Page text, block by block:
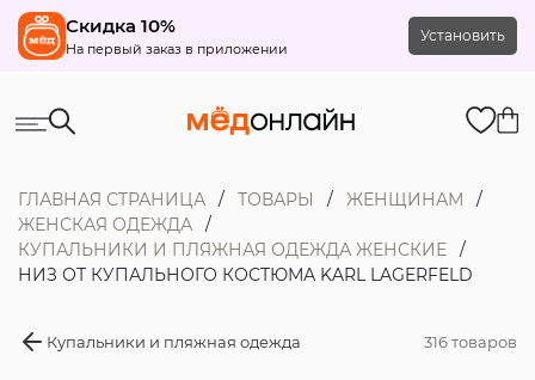
Скидка 10%
На первый заказ в приложении
Установить
ГЛАВНАЯ СТРАНИЦА ТОВАРЫ
ЖЕНЩИНАМ
ЖЕНСКАЯ ОДЕЖДА
КУПАЛЬНИКИ И ПЛЯЖНАЯ ОДЕЖДА ЖЕНСКИЕ
НИЗ ОТ КУПАЛЬНОГО КОСТЮМА KARL LAGERFELD
Купальники и пляжная одежда 316 товаров